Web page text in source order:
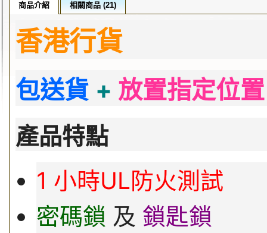
商品介紹 相關商品 (21)
香港行貨
包送貨 + 放置指定位
產品特點
1 小時UL防火測試
密碼鎖 及 鎖匙鎖